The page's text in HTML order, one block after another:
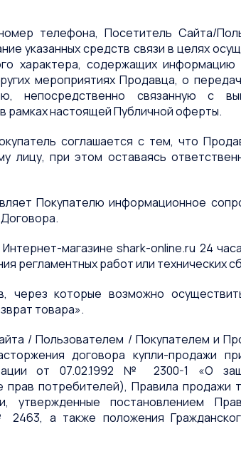
телефона, Посетитель Сайта/
указанных средств связи в целях
характера, содержащих информацию
мероприятиях Продавца, о
непосредственно связанную с
рамках настоящей Публичной оферты.
соглашается с тем, что
лицу, при этом оставаясь
Покупателю информационное
магазине shark-online.ru 24
регламентных работ или технических
через которые возможно
товара».
/ Пользователем / Покупателем и
договора купли-продажи
от 07.02.1992 № 2300-1 «О
потребителей), Правила продажи
утвержденные постановлением
а также положения